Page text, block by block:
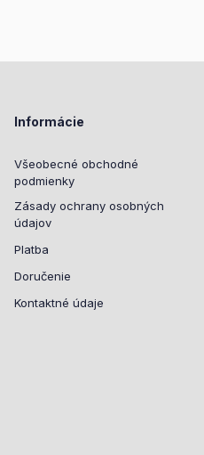
Informácie
Všeobecné obchodné
podmienky
Zásady ochrany osobných
údajov
Platba
Doručenie
Kontaktné údaje